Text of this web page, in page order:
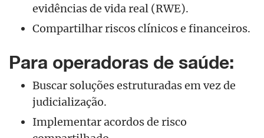
evidências de vida real (RWE).
Compartilhar riscos clínicos e financeiros.
Para operadoras de saúde:
Buscar soluções estruturadas em vez de
judicialização.
Implementar acordos de risco